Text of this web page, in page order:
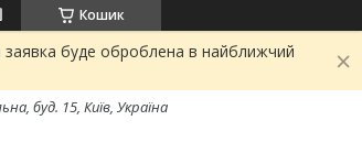
Кошик
заявка буде оброблена в найближчий
буд. 15, Київ, Україна